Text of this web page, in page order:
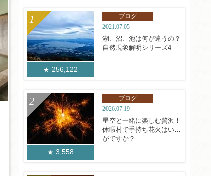
256,122
ブログ
2021.07.05
湖、沼、池は何が違うの？
自然現象解明シリーズ4
3,558
ブログ
2026.07.19
星空と一緒に楽しむ贅沢！
休暇村で手持ち花火はいか
がですか？